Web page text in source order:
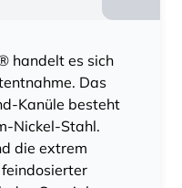
handelt es sich
Das
Kanüle besteht
Nickel-Stahl.
die extrem